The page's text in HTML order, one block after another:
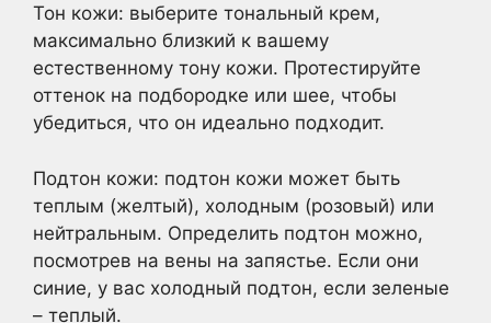
Тон кожи: выберите тональный крем,
максимально близкий к вашему
естественному тону кожи. Протестируйте
оттенок на подбородке или шее, чтобы
убедиться, что он идеально подходит.
Подтон кожи: подтон кожи может быть
теплым (желтый), холодным (розовый) или
нейтральным. Определить подтон можно,
посмотрев на вены на запястье. Если они
синие, у вас холодный подтон, если зеленые
– теплый.